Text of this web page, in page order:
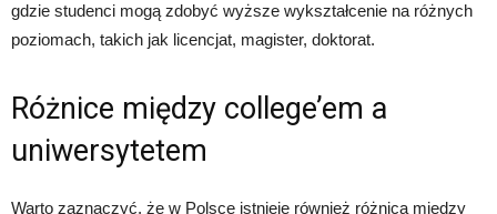
gdzie studenci mogą zdobyć wyższe wykształcenie na różnych
poziomach, takich jak licencjat, magister, doktorat.
Różnice między college’em a
uniwersytetem
Warto zaznaczyć, że w Polsce istnieje również różnica między